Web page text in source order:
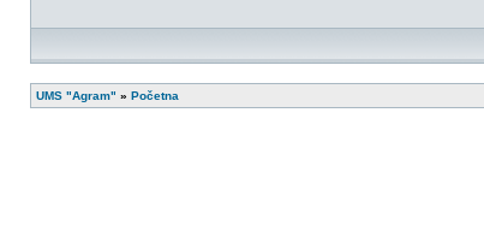
UMS "Agram" » Početna